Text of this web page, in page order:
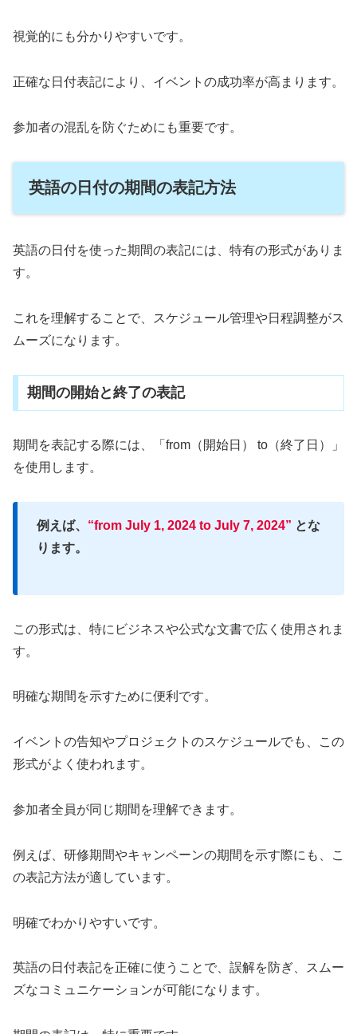
視覚的にも分かりやすいです。
正確な日付表記により、イベントの成功率が高まります。
参加者の混乱を防ぐためにも重要です。
英語の日付の期間の表記方法
英語の日付を使った期間の表記には、特有の形式がありま
す。
これを理解することで、スケジュール管理や日程調整がス
ムーズになります。
期間の開始と終了の表記
期間を表記する際には、「from（開始日） to（終了日）」
を使用します。
例えば、 “from July 1, 2024 to July 7, 2024” とな
ります。
この形式は、特にビジネスや公式な文書で広く使用されま
す。
明確な期間を示すために便利です。
イベントの告知やプロジェクトのスケジュールでも、この
形式がよく使われます。
参加者全員が同じ期間を理解できます。
例えば、研修期間やキャンペーンの期間を示す際にも、こ
の表記方法が適しています。
明確でわかりやすいです。
英語の日付表記を正確に使うことで、誤解を防ぎ、スムー
ズなコミュニケーションが可能になります。